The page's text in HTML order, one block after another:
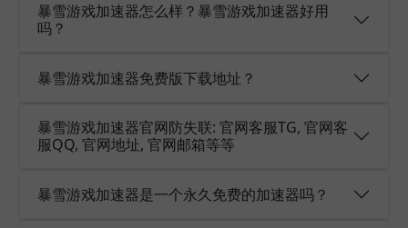
暴雪游戏加速器怎么样？暴雪游戏加速器好用
吗？
暴雪游戏加速器免费版下载地址？
暴雪游戏加速器官网防失联: 官网客服TG, 官网客
服QQ, 官网地址, 官网邮箱等等
暴雪游戏加速器是一个永久免费的加速器吗？